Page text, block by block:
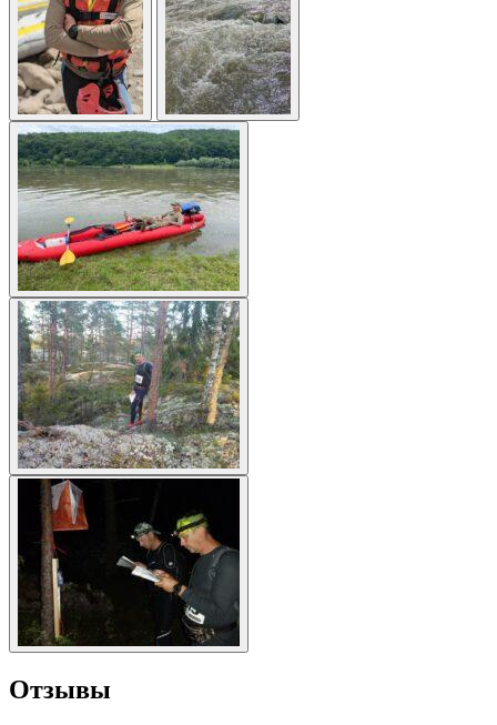
Отзывы